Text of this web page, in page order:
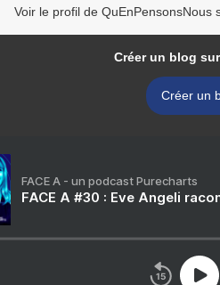
Voir le profil de QuEnPensonsNous
Créer un blog
Créer un
FACE A - un podcast Purecharts
FACE A #30 : Eve Angeli